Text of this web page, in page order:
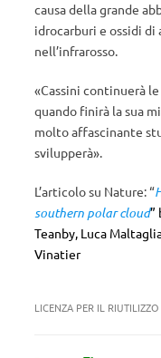
causa della grande
idrocarburi e ossidi
nell’infrarosso.
«Cassini continuerà
quando finirà la sua
molto affascinante
svilupperà».
L’articolo su Nature: “
southern polar cloud”
Teanby, Luca
Vinatier
LICENZA PER IL